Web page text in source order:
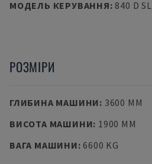
МОДЕЛЬ КЕРУВАННЯ: 840 D SL
РОЗМІРИ
ГЛИБИНА МАШИНИ: 3600 MM
ВИСОТА МАШИНИ: 1900 MM
ВАГА МАШИНИ: 6600 KG